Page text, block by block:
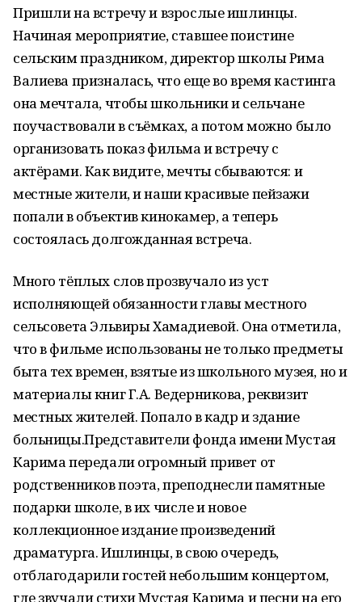
Пришли на встречу и взрослые ишлинцы.
Начиная мероприятие, ставшее поистине
сельским праздником, директор школы Рима
Валиева призналась, что еще во время кастинга
она мечтала, чтобы школьники и сельчане
поучаствовали в съёмках, а потом можно было
организовать показ фильма и встречу с
актёрами. Как видите, мечты сбываются: и
местные жители, и наши красивые пейзажи
попали в объектив кинокамер, а теперь
состоялась долгожданная встреча.
Много тёплых слов прозвучало из уст
исполняющей обязанности главы местного
сельсовета Эльвиры Хамадиевой. Она отметила,
что в фильме использованы не только предметы
быта тех времен, взятые из школьного музея, но и
материалы книг Г.А. Ведерникова, реквизит
местных жителей. Попало в кадр и здание
больницы.Представители фонда имени Мустая
Карима передали огромный привет от
родственников поэта, преподнесли памятные
подарки школе, в их числе и новое
коллекционное издание произведений
драматурга. Ишлинцы, в свою очередь,
отблагодарили гостей небольшим концертом,
где звучали стихи Мустая Карима и песни на его